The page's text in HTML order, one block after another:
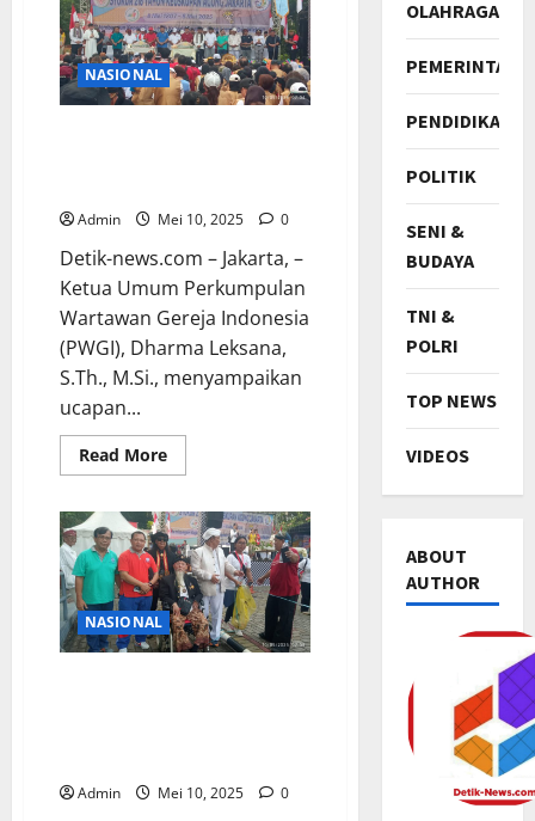
Juara
Turnamen
Sepak
Takraw
SMK
Kristen
Makale
NASIONAL
Admin Mei 10, 2025 0
Detik-news.com – Jakarta, –
Ketua Umum Perkumpulan
Wartawan Gereja Indonesia
(PWGI), Dharma Leksana,
S.Th., M.Si., menyampaikan
ucapan...
Read MoreRead
more
Umum
PWGI
Sampaikan
Selamat
HUT
ke-
218
KAJ
NASIONAL
Admin Mei 10, 2025 0
OLAHRAGA
PEMERINTAH
PENDIDIKAN
POLITIK
SENI &
BUDAYA
TNI &
POLRI
TOP NEWS
VIDEOS
ABOUT
AUTHOR
TNI &
P
a
s
c
a